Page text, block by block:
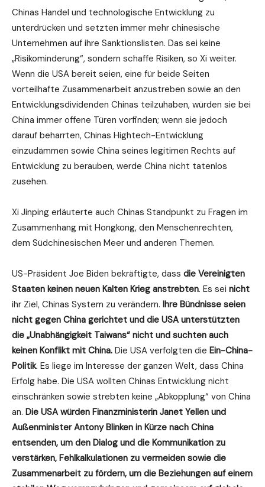
Chinas Handel und technologische Entwicklung zu
unterdrücken und setzten immer mehr chinesische
Unternehmen auf ihre Sanktionslisten. Das sei keine
„Risikominderung“, sondern schaffe Risiken, so Xi weiter.
Wenn die USA bereit seien, eine für beide Seiten
vorteilhafte Zusammenarbeit anzustreben sowie an den
Entwicklungsdividenden Chinas teilzuhaben, würden sie bei
China immer offene Türen vorfinden; wenn sie jedoch
darauf beharrten, Chinas Hightech-Entwicklung
einzudämmen sowie China seines legitimen Rechts auf
Entwicklung zu berauben, werde China nicht tatenlos
zusehen.
Xi Jinping erläuterte auch Chinas Standpunkt zu Fragen im
Zusammenhang mit Hongkong, den Menschenrechten,
dem Südchinesischen Meer und anderen Themen.
US-Präsident Joe Biden bekräftigte, dass die Vereinigten
Staaten keinen neuen Kalten Krieg anstrebten. Es sei nicht
ihr Ziel, Chinas System zu verändern. Ihre Bündnisse seien
nicht gegen China gerichtet und die USA unterstützten
die „Unabhängigkeit Taiwans“ nicht und suchten auch
keinen Konflikt mit China. Die USA verfolgten die Ein-China-
Politik. Es liege im Interesse der ganzen Welt, dass China
Erfolg habe. Die USA wollten Chinas Entwicklung nicht
einschränken sowie strebten keine „Abkopplung“ von China
an. Die USA würden Finanzministerin Janet Yellen und
Außenminister Antony Blinken in Kürze nach China
entsenden, um den Dialog und die Kommunikation zu
verstärken, Fehlkalkulationen zu vermeiden sowie die
Zusammenarbeit zu fördern, um die Beziehungen auf einem